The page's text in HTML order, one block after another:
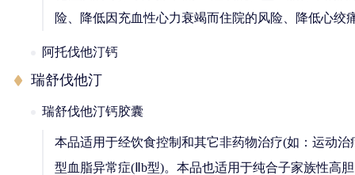
险、降低因充血性心力衰竭而住院的风险、降低心绞
阿托伐他汀钙
瑞舒伐他汀
瑞舒伐他汀钙胶囊
本品适用于经饮食控制和其它非药物治疗(如：运动
型血脂异常症(Ⅱb型)。本品也适用于纯合子家族性高